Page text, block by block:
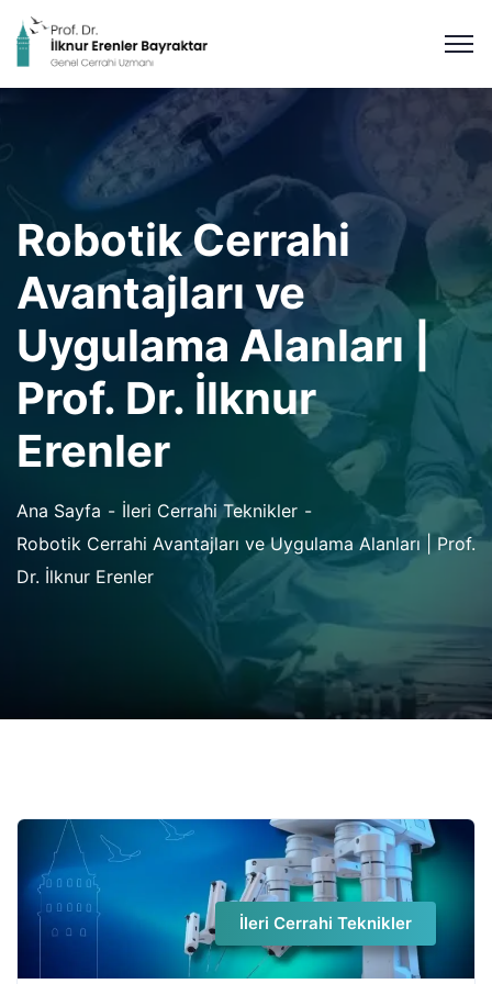
Robotik Cerrahi
Avantajları ve
Uygulama Alanları |
Prof. Dr. İlknur
Erenler
Ana Sayfa
İleri Cerrahi Teknikler
Robotik Cerrahi Avantajları ve Uygulama Alanları | Prof.
Dr. İlknur Erenler
İleri Cerrahi Teknikler